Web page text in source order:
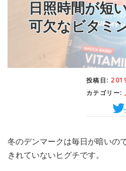
STUDY– 留学関連情報
WORK– デンマークの働き方
– 日本人の考
MEDIA– メディア掲載
日照時間が短
可欠なビタミ
投稿日:
カテゴリー:
冬のデンマークは毎日が暗いの
きれていないヒグチです。